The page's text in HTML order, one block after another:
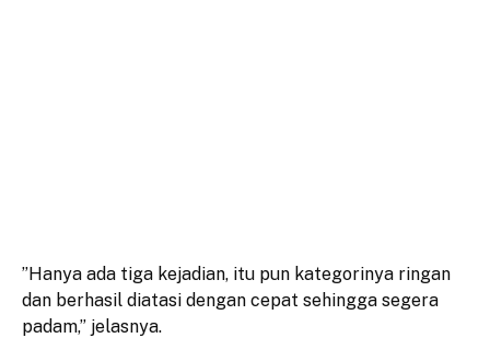
​”Hanya ada tiga kejadian, itu pun kategorinya ringan
dan berhasil diatasi dengan cepat sehingga segera
padam,” jelasnya.